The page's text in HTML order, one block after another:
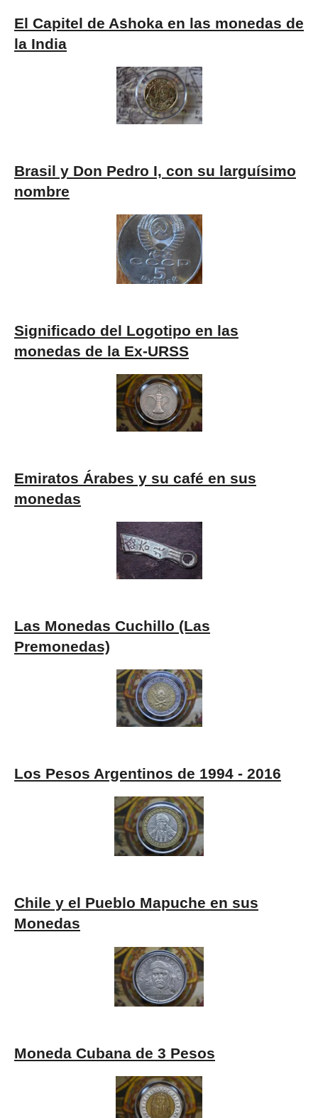
El Capitel de Ashoka en las monedas de
la India
Brasil y Don Pedro I, con su larguísimo
nombre
Significado del Logotipo en las
monedas de la Ex-URSS
Emiratos Árabes y su café en sus
monedas
Las Monedas Cuchillo (Las
Premonedas)
Los Pesos Argentinos de 1994 - 2016
Chile y el Pueblo Mapuche en sus
Monedas
Moneda Cubana de 3 Pesos